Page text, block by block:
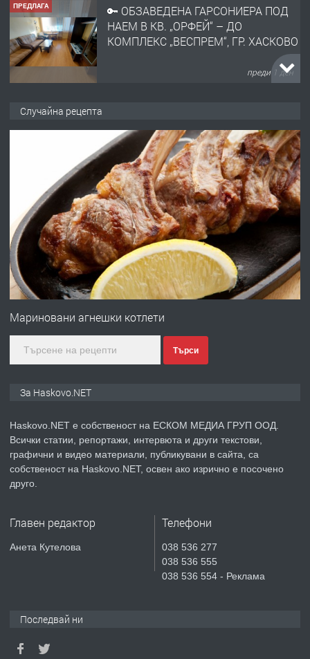
ПРЕДЛАГА
🔑 ОБЗАВЕДЕНА ГАРСОНИЕРА ПОД
НАЕМ В КВ. „ОРФЕЙ“ – ДО
КОМПЛЕКС „ВЕСПРЕМ“, ГР. ХАСКОВО
преди 1 ден
АПАРТАМЕНТ В ЦЕНТЪРА НА ГР.
ХАСКОВО
преди 2 дни
ПРЕДЛАГА Давам гараж под наем
преди 2 дни
ПРЕДЛАГА
№4120 Магазин/Офис под наем в кв.
градската градина!
преди 3 дни
ПРЕДЛАГА
Продавам парцел в гр. Хасково кв.
СГЛОБЯВАНЕ НА МЕБЕЛИ.
Случайна рецепта
Мариновани агнешки котлети
Търси
За Haskovo.NET
Haskovo.NET е собственост на ЕСКОМ МЕДИА ГРУП ООД.
Всички статии, репортажи, интервюта и други текстови,
графични и видео материали, публикувани в сайта, са
собственост на Haskovo.NET, освен ако изрично е посочено
друго.
Главен редактор
Анета Кутелова
Телефони
038 536 277
038 536 555
038 536 554 - Реклама
Последвай ни